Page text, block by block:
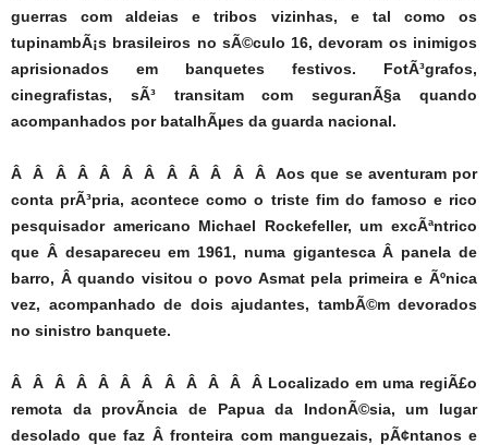
guerras com aldeias e tribos vizinhas, e tal como os
tupinambÃ¡s brasileiros no sÃ©culo 16, devoram os inimigos
aprisionados em banquetes festivos. FotÃ³grafos,
cinegrafistas, sÃ³ transitam com seguranÃ§a quando
acompanhados por batalhÃµes da guarda nacional.
Â Â Â Â Â Â Â Â Â Â Â Â Aos que se aventuram por
conta prÃ³pria, acontece como o triste fim do famoso e rico
pesquisador americano Michael Rockefeller, um excÃªntrico
que Â desapareceu em 1961, numa gigantesca Â panela de
barro, Â quando visitou o povo Asmat pela primeira e Ãºnica
vez, acompanhado de dois ajudantes, tambÃ©m devorados
no sinistro banquete.
Â Â Â Â Â Â Â Â Â Â Â Â Localizado em uma regiÃ£o
remota da provÃ­ncia de Papua da IndonÃ©sia, um lugar
desolado que faz Â fronteira com manguezais, pÃ¢ntanos e